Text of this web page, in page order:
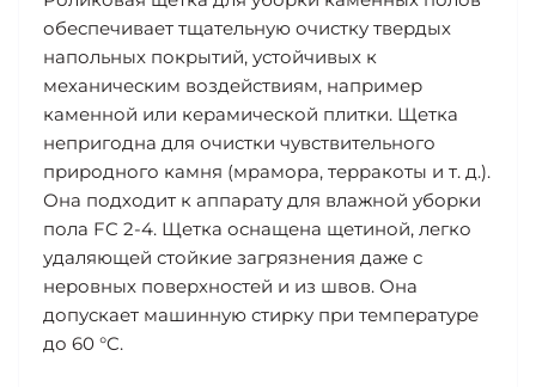
обеспечивает тщательную очистку твердых
напольных покрытий, устойчивых к
механическим воздействиям, например
каменной или керамической плитки. Щетка
непригодна для очистки чувствительного
природного камня (мрамора, терракоты и т. д.).
Она подходит к аппарату для влажной уборки
пола FC 2-4. Щетка оснащена щетиной, легко
удаляющей стойкие загрязнения даже с
неровных поверхностей и из швов. Она
допускает машинную стирку при температуре
до 60 °C.